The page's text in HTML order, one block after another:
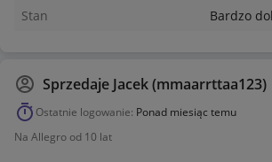
Stan Bardzo
Sprzedaje Jacek (mmaarrttaa123)
Ostatnie logowanie: Ponad miesiąc temu
Na Allegro od 10 lat